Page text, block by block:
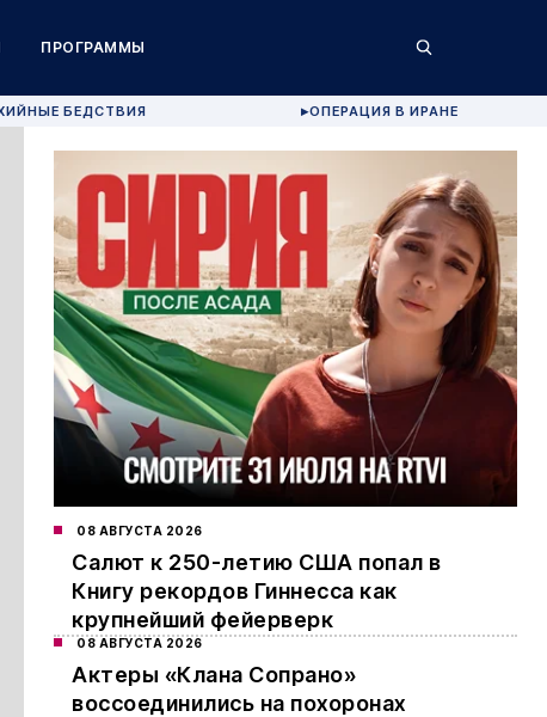
ПРОГРАММЫ
БЕДСТВИЯ ▶ОПЕРАЦИЯ В ИРАНЕ
08 АВГУСТА 2026
Салют к 250-летию США попал в
Книгу рекордов Гиннесса как
крупнейший фейерверк
08 АВГУСТА 2026
Актеры «Клана Сопрано»
воссоединились на похоронах